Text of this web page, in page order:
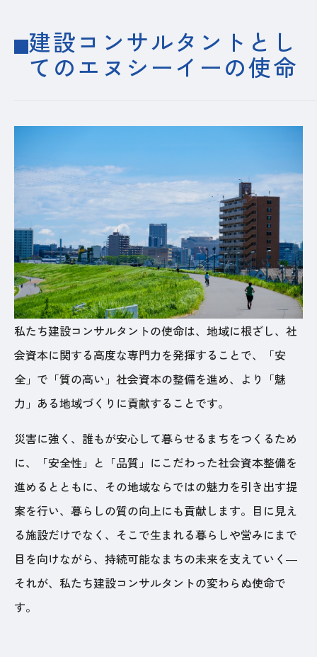
建設コンサルタントとし
てのエヌシーイーの使命
私たち建設コンサルタントの使命は、地域に根ざし、社
会資本に関する高度な専門力を発揮することで、「安
全」で「質の高い」社会資本の整備を進め、より「魅
力」ある地域づくりに貢献することです。
災害に強く、誰もが安心して暮らせるまちをつくるため
に、「安全性」と「品質」にこだわった社会資本整備を
進めるとともに、その地域ならではの魅力を引き出す提
案を行い、暮らしの質の向上にも貢献します。目に見え
る施設だけでなく、そこで生まれる暮らしや営みにまで
目を向けながら、持続可能なまちの未来を支えていく―
それが、私たち建設コンサルタントの変わらぬ使命で
す。